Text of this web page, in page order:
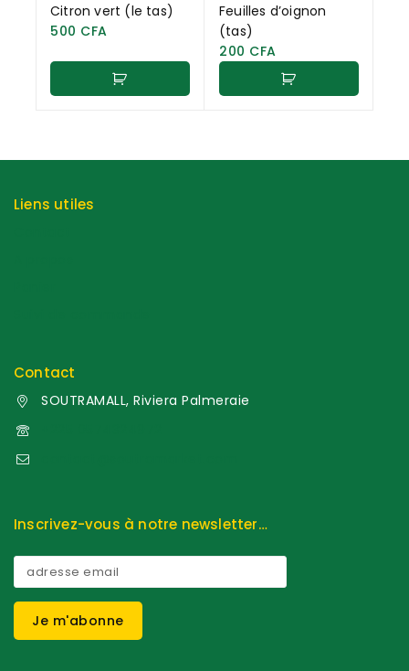
Citron vert (le tas)
500 CFA
Feuilles d’oignon
(tas)
200 CFA
Liens utiles
Contact
SOUTRAMALL, Riviera Palmeraie
Inscrivez-vous à notre newsletter…